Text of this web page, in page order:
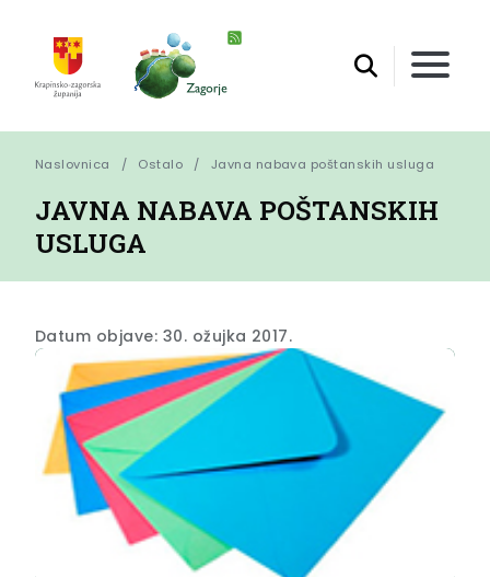
Naslovnica Ostalo Javna nabava poštanskih usluga
JAVNA NABAVA POŠTANSKIH
USLUGA
Datum objave: 30. ožujka 2017.